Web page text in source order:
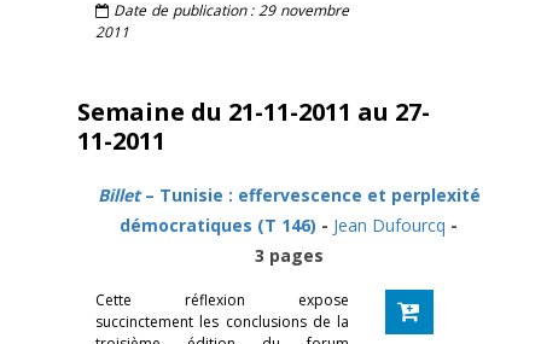
Date de publication : 29 novembre
2011
Semaine du 21-11-2011 au 27-
11-2011
Billet– Tunisie : effervescence et perplexité
démocratiques (T 146) - Jean Dufourcq -
3 pages
Cette réflexion expose
succinctement les conclusions de la